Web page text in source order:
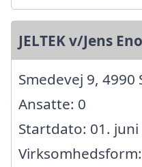
JELTEK v/Jens
Smedevej 9, 4990
Ansatte: 0
Startdato: 01. juni
Virksomhedsform: